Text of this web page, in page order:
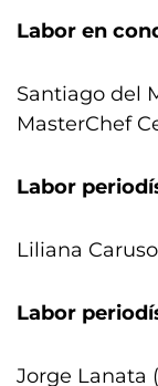
Labor en
Santiago del
MasterChef
Labor
Liliana
Labor
Jorge Lanata